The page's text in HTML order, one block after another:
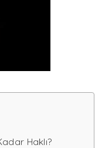
Haklı?